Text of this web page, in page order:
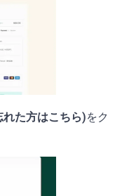
た方はこちら)をク